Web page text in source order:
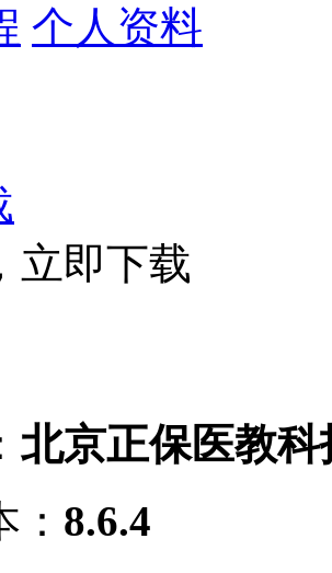
个人资料
立即下载
北京正保医教
8.6.4